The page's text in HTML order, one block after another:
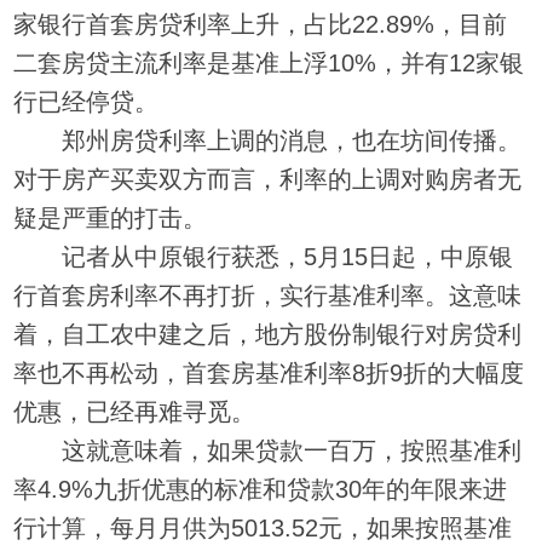
家银行首套房贷利率上升，占比22.89%，目前
二套房贷主流利率是基准上浮10%，并有12家银
行已经停贷。
郑州房贷利率上调的消息，也在坊间传播。
对于房产买卖双方而言，利率的上调对购房者无
疑是严重的打击。
记者从中原银行获悉，5月15日起，中原银
行首套房利率不再打折，实行基准利率。这意味
着，自工农中建之后，地方股份制银行对房贷利
率也不再松动，首套房基准利率8折9折的大幅度
优惠，已经再难寻觅。
这就意味着，如果贷款一百万，按照基准利
率4.9%九折优惠的标准和贷款30年的年限来进
行计算，每月月供为5013.52元，如果按照基准